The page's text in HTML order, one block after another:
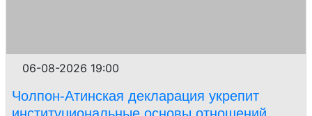
06-08-2026 19:00
Чолпон-Атинская декларация укрепит